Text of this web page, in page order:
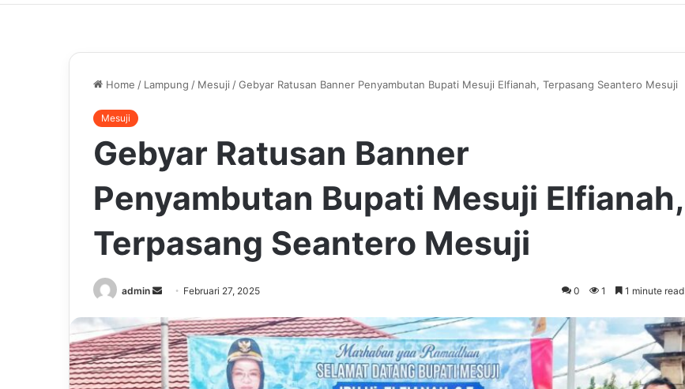
Home / Lampung / Mesuji /Gebyar Ratusan Banner Penyambutan Bupati Mesuji Elfianah, Terpasang Seantero Mesuji
Mesuji
Gebyar Ratusan Banner
Penyambutan Bupati Mesuji Elfianah,
Terpasang Seantero Mesuji
admin
Send
email
Februari 27, 2025 0 1 1 minute read